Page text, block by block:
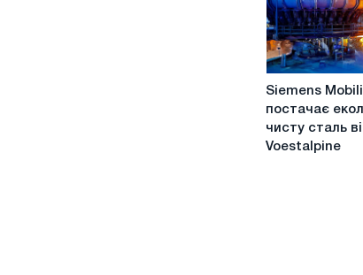
розумними
Siemens
екологічно
Siemens
постачає
чисту сталь
Voestalpine